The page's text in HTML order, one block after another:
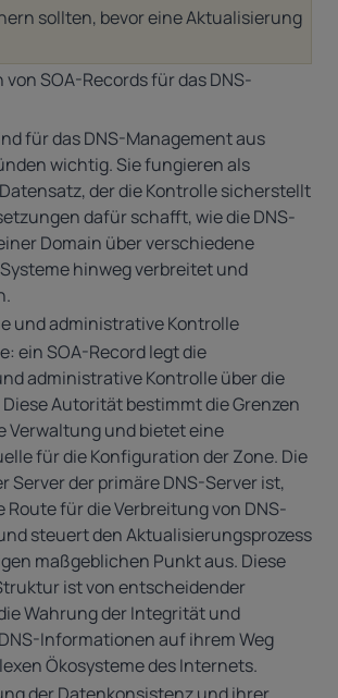
sollten, bevor eine Aktualisierung
SOA-Records für das DNS-
für das DNS-Management aus
wichtig. Sie fungieren als
der die Kontrolle sicherstellt
dafür schafft, wie die DNS-
Domain über verschiedene
hinweg verbreitet und
und administrative Kontrolle
ein SOA-Record legt die
administrative Kontrolle über die
Autorität bestimmt die Grenzen
Verwaltung und bietet eine
für die Konfiguration der Zone. Die
Server der primäre DNS-Server ist,
Route für die Verbreitung von DNS-
steuert den Aktualisierungsprozess
maßgeblichen Punkt aus. Diese
ist von entscheidender
Wahrung der Integrität und
Informationen auf ihrem Weg
Ökosysteme des Internets.